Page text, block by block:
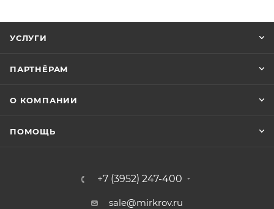
УСЛУГИ
ПАРТНЁРАМ
О КОМПАНИИ
ПОМОЩЬ
+7 (3952) 247-400
sale@mirkrov.ru